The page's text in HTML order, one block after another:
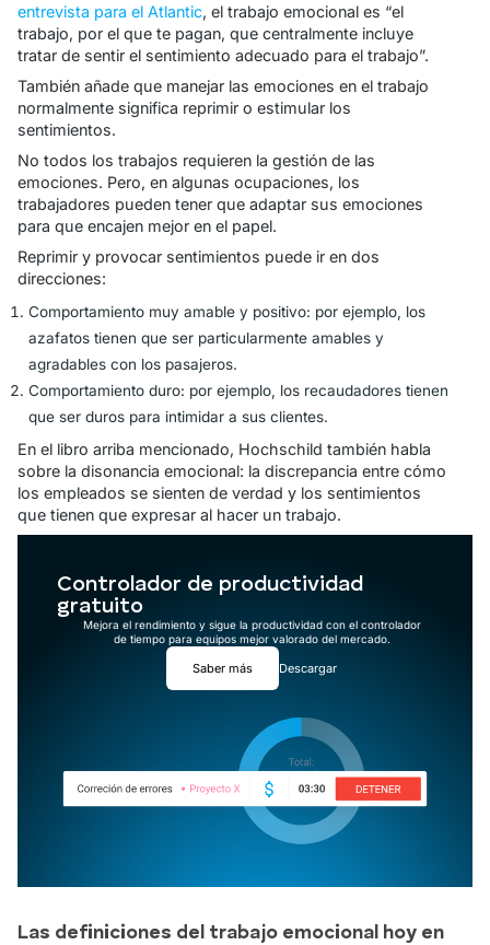
entrevista para el Atlantic, el trabajo emocional es “el
trabajo, por el que te pagan, que centralmente incluye
tratar de sentir el sentimiento adecuado para el trabajo”.
También añade que manejar las emociones en el trabajo
normalmente significa reprimir o estimular los
sentimientos.
No todos los trabajos requieren la gestión de las
emociones. Pero, en algunas ocupaciones, los
trabajadores pueden tener que adaptar sus emociones
para que encajen mejor en el papel.
Reprimir y provocar sentimientos puede ir en dos
direcciones:
Comportamiento muy amable y positivo: por ejemplo, los
azafatos tienen que ser particularmente amables y
agradables con los pasajeros.
Comportamiento duro: por ejemplo, los recaudadores tienen
que ser duros para intimidar a sus clientes.
En el libro arriba mencionado, Hochschild también habla
sobre la disonancia emocional: la discrepancia entre cómo
los empleados se sienten de verdad y los sentimientos
que tienen que expresar al hacer un trabajo.
Controlador de productividad
gratuito
Mejora el rendimiento y sigue la productividad con el controlador
de tiempo para equipos mejor valorado del mercado.
Saber más Descargar
Las definiciones del trabajo emocional hoy en